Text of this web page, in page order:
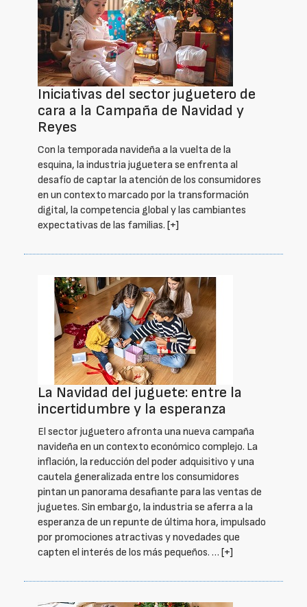
Iniciativas del sector juguetero de
cara a la Campaña de Navidad y
Reyes
Con la temporada navideña a la vuelta de la
esquina, la industria juguetera se enfrenta al
desafío de captar la atención de los consumidores
en un contexto marcado por la transformación
digital, la competencia global y las cambiantes
expectativas de las familias. [+]
La Navidad del juguete: entre la
incertidumbre y la esperanza
El sector juguetero afronta una nueva campaña
navideña en un contexto económico complejo. La
inflación, la reducción del poder adquisitivo y una
cautela generalizada entre los consumidores
pintan un panorama desafiante para las ventas de
juguetes. Sin embargo, la industria se aferra a la
esperanza de un repunte de última hora, impulsado
por promociones atractivas y novedades que
capten el interés de los más pequeños. … [+]